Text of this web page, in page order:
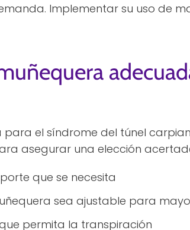
Implementar su uso de
el síndrome del túnel
asegurar una elección
que se necesita
sea ajustable para
permita la transpiración